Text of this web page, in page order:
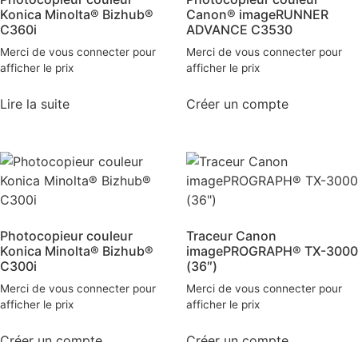
Konica Minolta® Bizhub®
C360i
Merci de vous connecter pour
afficher le prix
Lire la suite
Canon® imageRUNNER
ADVANCE C3530
Merci de vous connecter pour
afficher le prix
Créer un compte
Photocopieur couleur
Konica Minolta® Bizhub®
C300i
Merci de vous connecter pour
afficher le prix
Traceur Canon
imagePROGRAPH® TX-3000
(36″)
Merci de vous connecter pour
afficher le prix